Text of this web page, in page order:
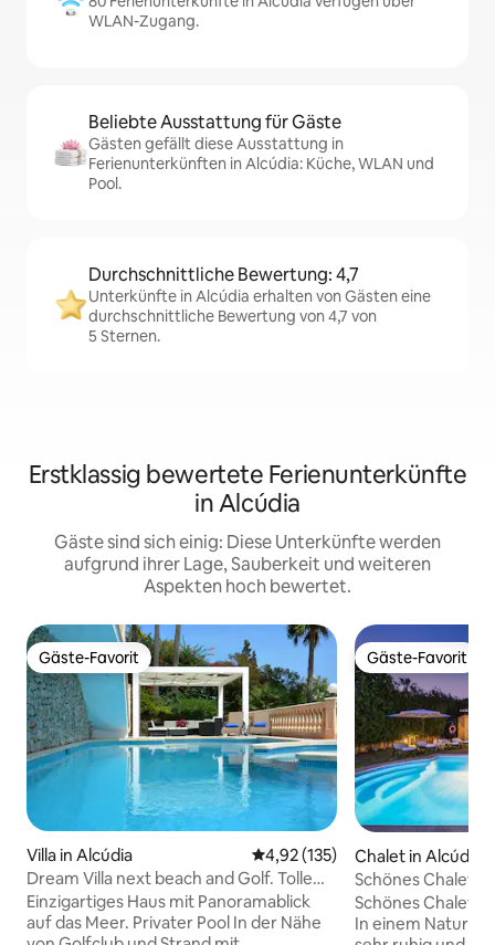
WLAN-Zugang.
Beliebte Ausstattung für Gäste
Gästen gefällt diese Ausstattung in
Ferienunterkünften in Alcúdia: Küche, WLAN und
Pool.
Durchschnittliche Bewertung: 4,7
Unterkünfte in Alcúdia erhalten von Gästen eine
durchschnittliche Bewertung von 4,7 von
5 Sternen.
Erstklassig bewertete Ferienunterkünfte
in Alcúdia
Gäste sind sich einig: Diese Unterkünfte werden
aufgrund ihrer Lage, Sauberkeit und weiteren
Aspekten hoch bewertet.
Gäste-Favorit
Gäste-Favorit
Villa in Alcúdia Durchschnittliche Bewertung:
4,92 (135)
Dream Villa next beach and Golf. Tolle
Aussicht
Einzigartiges Haus mit Panoramablick
auf das Meer. Privater Pool In der Nähe
Gäste-Favorit
Gäste-Favorit
Chalet in Alcúdia
Schönes Chalet
Klimaanlage und
Schönes Chalet
In einem